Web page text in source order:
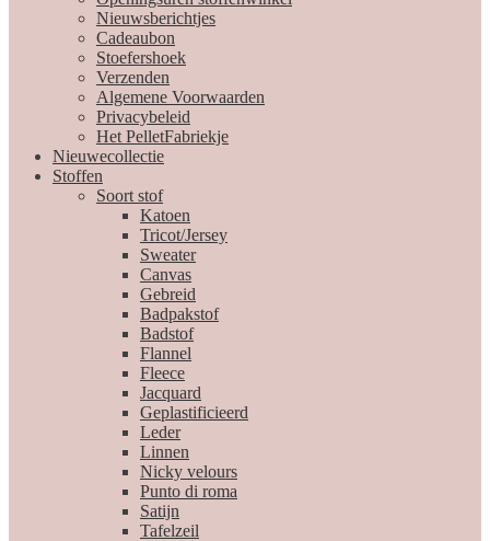
Nieuwsberichtjes
Cadeaubon
Stoefershoek
Verzenden
Algemene Voorwaarden
Privacybeleid
Het PelletFabriekje
Nieuwecollectie
Stoffen
Soort stof
Katoen
Tricot/Jersey
Sweater
Canvas
Gebreid
Badpakstof
Badstof
Flannel
Fleece
Jacquard
Geplastificieerd
Leder
Linnen
Nicky velours
Punto di roma
Satijn
Tafelzeil